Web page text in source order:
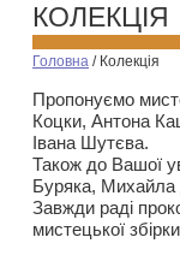
КОЛЕКЦІЯ
Головна / Колекція
Пропонуємо
Коцки, Антона
Івана Шутєва.
Також до Вашої
Буряка,
Завжди раді
мистецької